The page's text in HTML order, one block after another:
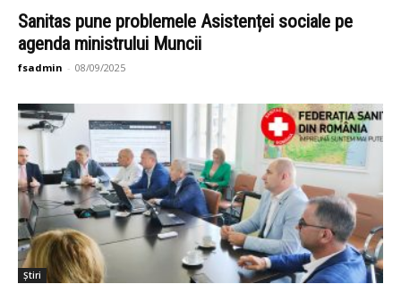
Sanitas pune problemele Asistenței sociale pe
agenda ministrului Muncii
fsadmin - 08/09/2025
Știri